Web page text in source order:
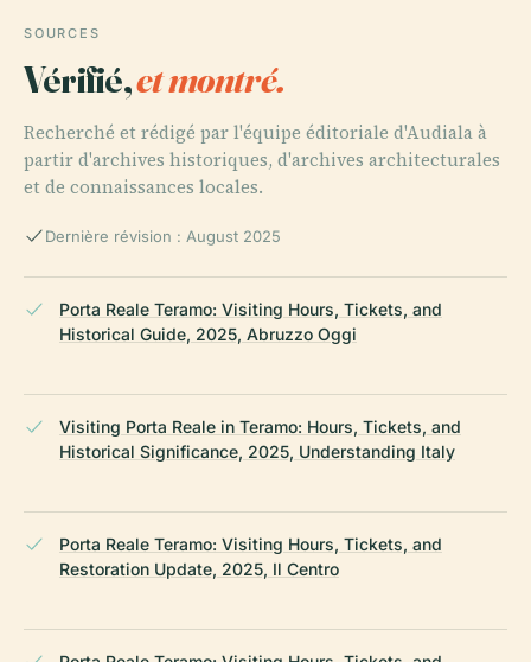
SOURCES
Vérifié,et montré.
Recherché et rédigé par l'équipe éditoriale d'Audiala à
partir d'archives historiques, d'archives architecturales
et de connaissances locales.
Dernière révision : August 2025
Porta Reale Teramo: Visiting Hours, Tickets, and
Historical Guide, 2025, Abruzzo Oggi
Visiting Porta Reale in Teramo: Hours, Tickets, and
Historical Significance, 2025, Understanding Italy
Porta Reale Teramo: Visiting Hours, Tickets, and
Restoration Update, 2025, Il Centro